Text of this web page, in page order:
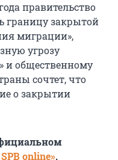
правительство
границу закрытой
миграции»,
угрозу
и общественному
сочтет, что
о закрытии
online».